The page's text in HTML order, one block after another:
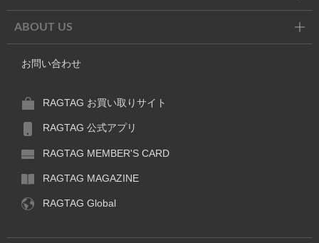
ABOUT US
お問い合わせ
RAGTAG お買い取りサイト
RAGTAG 公式アプリ
RAGTAG MEMBER'S CARD
RAGTAG MAGAZINE
RAGTAG Global